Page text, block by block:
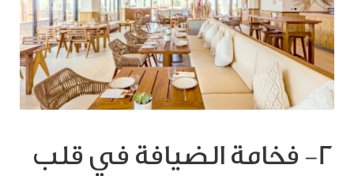
٢- فخامة الضيافة في قلب